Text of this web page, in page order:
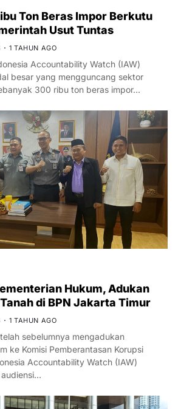
Ton Beras Impor Berkutu
Usut Tuntas
1 TAHUN AGO
Accountability Watch (IAW)
besar yang mengguncang sektor
300 ribu ton beras impor…
Hukum, Adukan
di BPN Jakarta Timur
1 TAHUN AGO
sebelumnya mengadukan
ke Komisi Pemberantasan Korupsi
Accountability Watch (IAW)